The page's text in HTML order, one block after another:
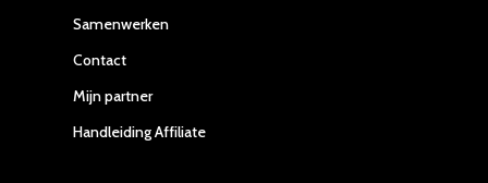
Samenwerken
Contact
Mijn partner
Handleiding Affiliate